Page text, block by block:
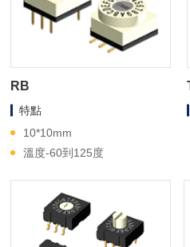
RB
特點
10*10mm
溫度-60到125度